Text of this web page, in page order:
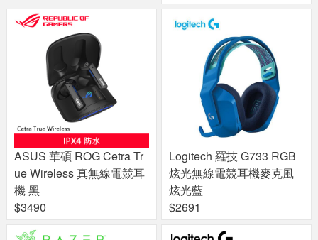
ASUS 華碩 ROG Cetra Tr
ue Wireless 真無線電競耳
機 黑
$3490
Logitech 羅技 G733 RGB
炫光無線電競耳機麥克風
炫光藍
$2691